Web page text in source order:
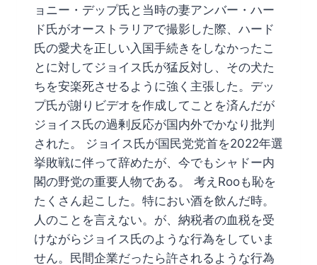
ョニー・デップ氏と当時の妻アンバー・ハー
ド氏がオーストラリアで撮影した際、ハード
氏の愛犬を正しい入国手続きをしなかったこ
とに対してジョイス氏が猛反対し、その犬た
ちを安楽死させるように強く主張した。デッ
プ氏が謝りビデオを作成してことを済んだが
ジョイス氏の過剰反応が国内外でかなり批判
された。 ジョイス氏が国民党党首を2022年選
挙敗戦に伴って辞めたが、今でもシャドー内
閣の野党の重要人物である。 考えRooも恥を
たくさん起こした。特におい酒を飲んだ時。
人のことを言えない。が、納税者の血税を受
けながらジョイス氏のような行為をしていま
せん。民間企業だったら許されるような行為